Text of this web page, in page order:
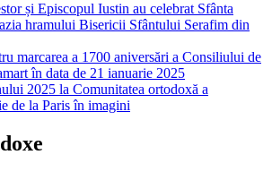
și Episcopul Iustin au celebrat Sfânta
hramului Bisericii Sfântului Serafim din
marcarea a 1700 aniversări a Consiliului de
în data de 21 ianuarie 2025
2025 la Comunitatea ortodoxă a
de la Paris în imagini